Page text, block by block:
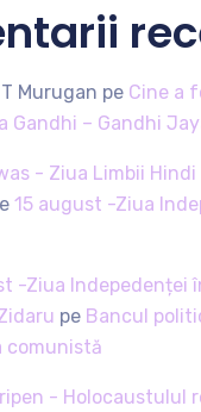
Murugan pe Cine a
Gandhi – Gandhi
- Ziua Limbii Hindi
15 august -Ziua
-Ziua Indepedenței
pe Bancul
comunistă
- Holocaustulul